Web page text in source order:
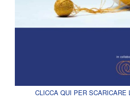
CLICCA QUI PER SCARICARE